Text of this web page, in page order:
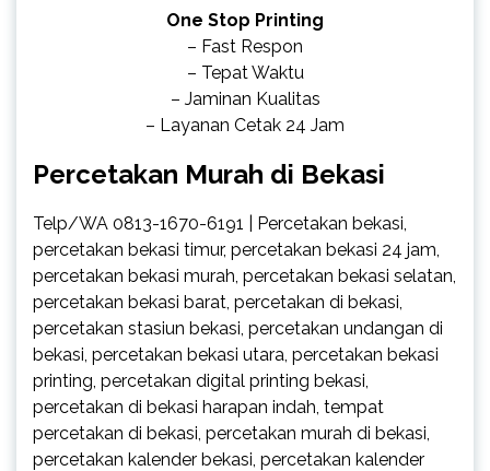
One Stop Printing
– Fast Respon
– Tepat Waktu
– Jaminan Kualitas
– Layanan Cetak 24 Jam
Percetakan Murah di Bekasi
Telp/WA 0813-1670-6191 | Percetakan bekasi,
percetakan bekasi timur, percetakan bekasi 24 jam,
percetakan bekasi murah, percetakan bekasi selatan,
percetakan bekasi barat, percetakan di bekasi,
percetakan stasiun bekasi, percetakan undangan di
bekasi, percetakan bekasi utara, percetakan bekasi
printing, percetakan digital printing bekasi,
percetakan di bekasi harapan indah, tempat
percetakan di bekasi, percetakan murah di bekasi,
percetakan kalender bekasi, percetakan kalender